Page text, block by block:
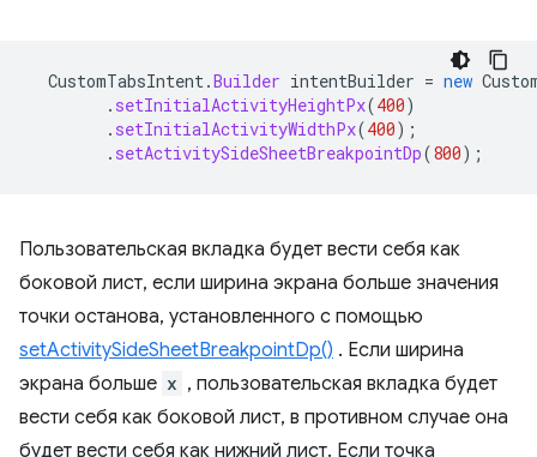
CustomTabsIntent.Builder intentBuilder = new
. setInitialActivityHeightPx(400)
. setInitialActivityWidthPx(400);
. setActivitySideSheetBreakpointDp(800);
Пользовательская вкладка будет вести себя как
боковой лист, если ширина экрана больше значения
точки останова, установленного с помощью
setActivitySideSheetBreakpointDp() . Если ширина
экрана больше x , пользовательская вкладка будет
вести себя как боковой лист, в противном случае она
будет вести себя как нижний лист. Если точка